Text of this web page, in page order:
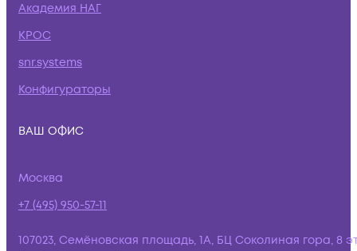
Академия НАГ
КРОС
snr.systems
Конфигураторы
ВАШ ОФИС
Москва
+7 (495) 950-57-11
107023, Семёновская площадь, 1А, БЦ Соколиная гора, 8